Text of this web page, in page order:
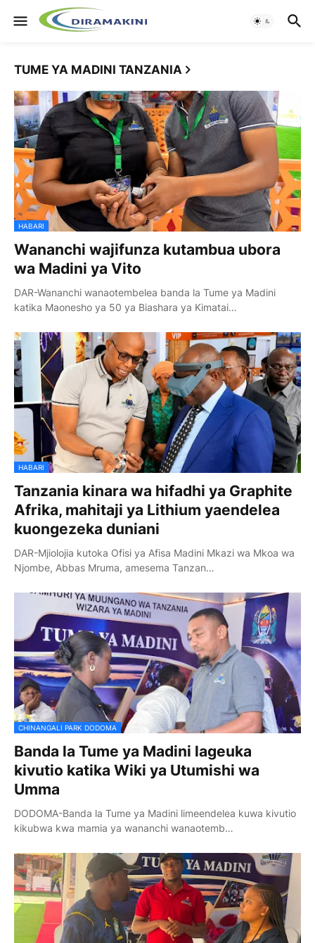
TUME YA MADINI TANZANIA
HABARI
Wananchi wajifunza kutambua ubora
wa Madini ya Vito
DAR-Wananchi wanaotembelea banda la Tume ya Madini
katika Maonesho ya 50 ya Biashara ya Kimatai…
HABARI
Tanzania kinara wa hifadhi ya Graphite
Afrika, mahitaji ya Lithium yaendelea
kuongezeka duniani
DAR-Mjiolojia kutoka Ofisi ya Afisa Madini Mkazi wa Mkoa wa
Njombe, Abbas Mruma, amesema Tanzan…
CHINANGALI PARK DODOMA
Banda la Tume ya Madini lageuka
kivutio katika Wiki ya Utumishi wa
Umma
DODOMA-Banda la Tume ya Madini limeendelea kuwa kivutio
kikubwa kwa mamia ya wananchi wanaotemb…